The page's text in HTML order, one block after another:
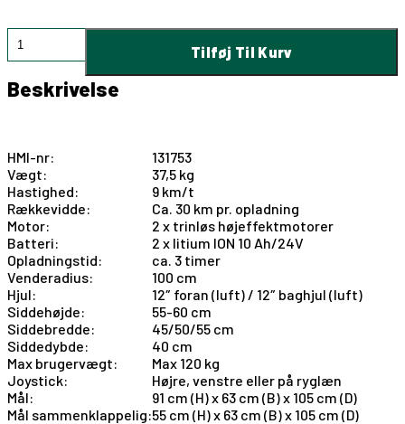
S1
Tilføj Til Kurv
Beskrivelse
HMI-nr:
131753
Vægt:
37,5 kg
Hastighed:
9 km/t
Rækkevidde:
Ca. 30 km pr. opladning
Motor:
2 x trinløs højeffektmotorer
Batteri:
2 x litium ION 10 Ah/24V
Opladningstid:
ca. 3 timer
Venderadius:
100 cm
Hjul:
12″ foran (luft) / 12″ baghjul (luft)
Siddehøjde:
55-60 cm
Siddebredde:
45/50/55 cm
Siddedybde:
40 cm
Max brugervægt:
Max 120 kg
Joystick:
Højre, venstre eller på ryglæn
Mål:
91 cm (H) x 63 cm (B) x 105 cm (D)
Mål sammenklappelig:55 cm (H) x 63 cm (B) x 105 cm (D)